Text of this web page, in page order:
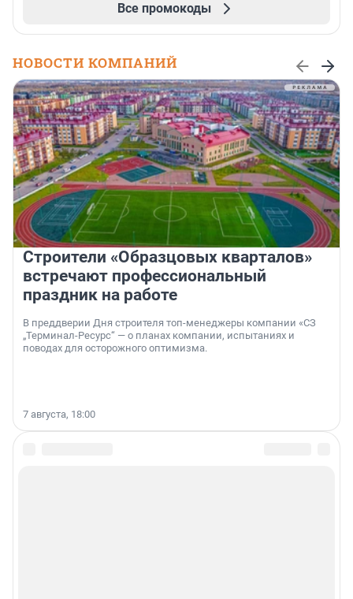
Все промокоды
НОВОСТИ КОМПАНИЙ
Строители «Образцовых кварталов»
встречают профессиональный
праздник на работе
В преддверии Дня строителя топ-менеджеры компании «СЗ
„Терминал-Ресурс“ — о планах компании, испытаниях и
поводах для осторожного оптимизма.
7 августа, 18:00